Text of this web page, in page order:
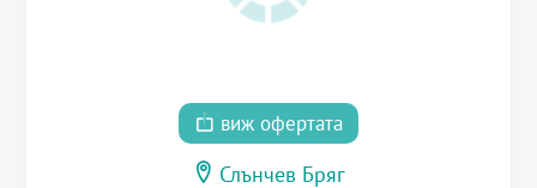
виж офертата
Слънчев Бряг